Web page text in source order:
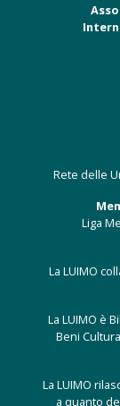
Rete delle
Liga
La LUIMO
La LUIMO è
Beni
La LUIMO
a quanto